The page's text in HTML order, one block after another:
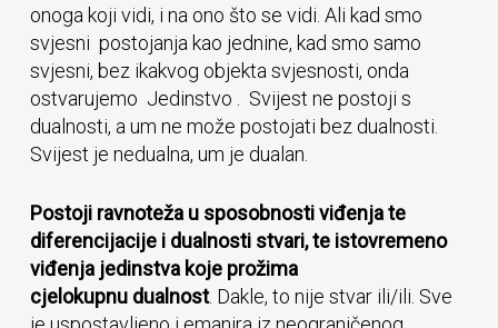
onoga koji vidi, i na ono što se vidi. Ali kad smo
svjesni postojanja kao jednine, kad smo samo
svjesni, bez ikakvog objekta svjesnosti, onda
ostvarujemo Jedinstvo . Svijest ne postoji s
dualnosti, a um ne može postojati bez dualnosti.
Svijest je nedualna, um je dualan.
Postoji ravnoteža u sposobnosti viđenja te
diferencijacije i dualnosti stvari, te istovremeno
viđenja jedinstva koje prožima
cjelokupnu dualnost. Dakle, to nije stvar ili/ili. Sve